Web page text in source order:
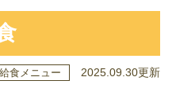
給食メニュー 2025.09.30更新